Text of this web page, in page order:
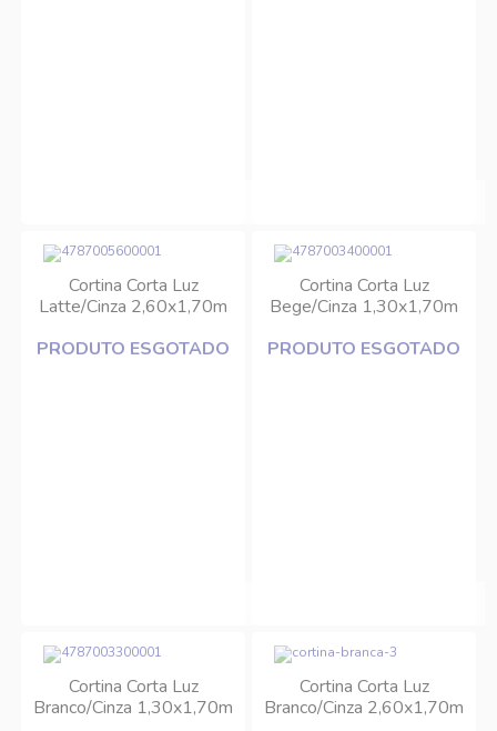
Cortina Corta Luz
Latte/Cinza 2,60x1,70m
PRODUTO ESGOTADO
Cortina Corta Luz
Bege/Cinza 1,30x1,70m
PRODUTO ESGOTADO
Cortina Corta Luz
Branco/Cinza 1,30x1,70m
Cortina Corta Luz
Branco/Cinza 2,60x1,70m